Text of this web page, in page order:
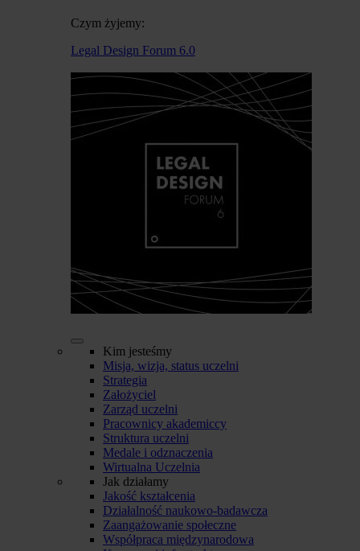
Czym żyjemy:
Legal Design Forum 6.0
Kim jesteśmy
Misja, wizja, status uczelni
Strategia
Założyciel
Zarząd uczelni
Pracownicy akademiccy
Struktura uczelni
Medale i odznaczenia
Wirtualna Uczelnia
Jak działamy
Jakość kształcenia
Działalność naukowo-badawcza
Zaangażowanie społeczne
Współpraca międzynarodowa